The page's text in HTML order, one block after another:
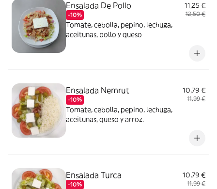
Ensalada De Pollo
-10%
11,25 €
12,50 €
Tomate, cebolla, pepino, lechuga,
aceitunas, pollo y queso
Ensalada Nemrut
-10%
10,79 €
11,99 €
Tomate, cebolla, pepino, lechuga,
aceitunas, queso y arroz.
Ensalada Turca
-10%
10,79 €
11,99 €